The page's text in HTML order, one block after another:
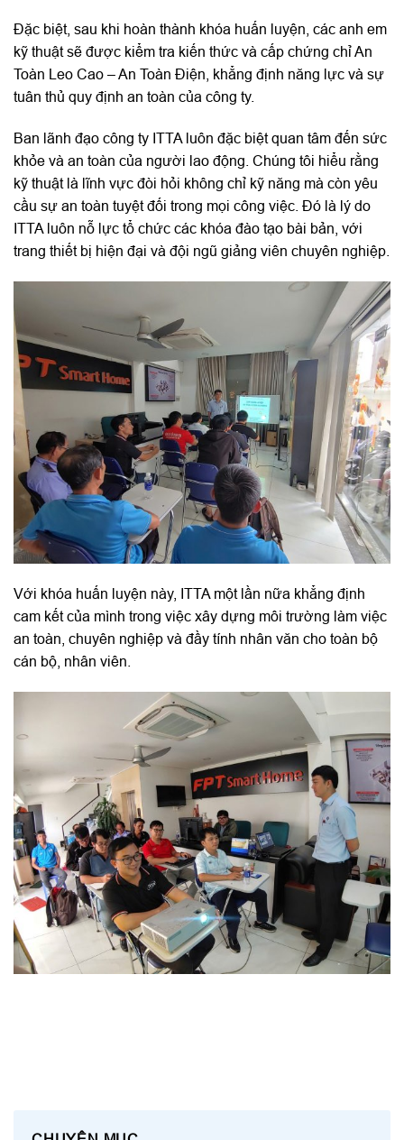
Đặc biệt, sau khi hoàn thành khóa huấn luyện, các anh em
kỹ thuật sẽ được kiểm tra kiến thức và cấp chứng chỉ An
Toàn Leo Cao – An Toàn Điện, khẳng định năng lực và sự
tuân thủ quy định an toàn của công ty.
Ban lãnh đạo công ty ITTA luôn đặc biệt quan tâm đến sức
khỏe và an toàn của người lao động. Chúng tôi hiểu rằng
kỹ thuật là lĩnh vực đòi hỏi không chỉ kỹ năng mà còn yêu
cầu sự an toàn tuyệt đối trong mọi công việc. Đó là lý do
ITTA luôn nỗ lực tổ chức các khóa đào tạo bài bản, với
trang thiết bị hiện đại và đội ngũ giảng viên chuyên nghiệp.
Với khóa huấn luyện này, ITTA một lần nữa khẳng định
cam kết của mình trong việc xây dựng môi trường làm việc
an toàn, chuyên nghiệp và đầy tính nhân văn cho toàn bộ
cán bộ, nhân viên.